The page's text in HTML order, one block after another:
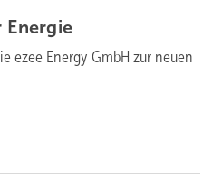
Energie
ezee Energy GmbH zur neuen